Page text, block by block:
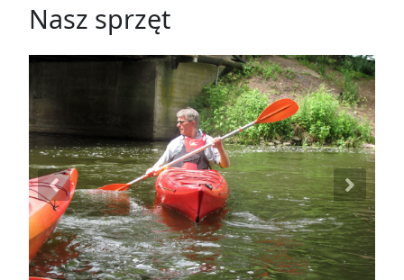
Nasz sprzęt
Previous Next